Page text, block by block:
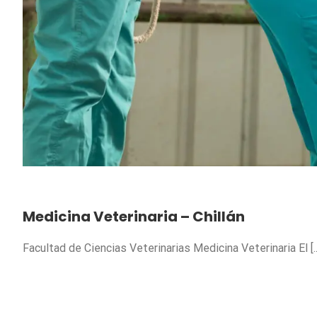
Medicina Veterinaria – Chillán
Facultad de Ciencias Veterinarias Medicina Veterinaria El